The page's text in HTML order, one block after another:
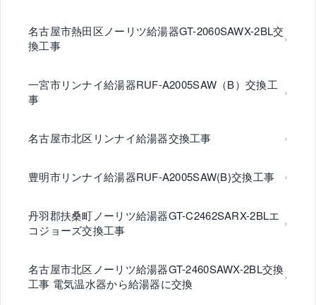
名古屋市熱田区ノーリツ給湯器GT-2060SAWX-2BL交
換工事
一宮市リンナイ給湯器RUF-A2005SAW（B）交換工
事
名古屋市北区リンナイ給湯器交換工事
豊明市リンナイ給湯器RUF-A2005SAW(B)交換工事
丹羽郡扶桑町ノーリツ給湯器GT-C2462SARX-2BLエ
コジョーズ交換工事
名古屋市北区ノーリツ給湯器GT-2460SAWX-2BL交換
工事 電気温水器から給湯器に交換